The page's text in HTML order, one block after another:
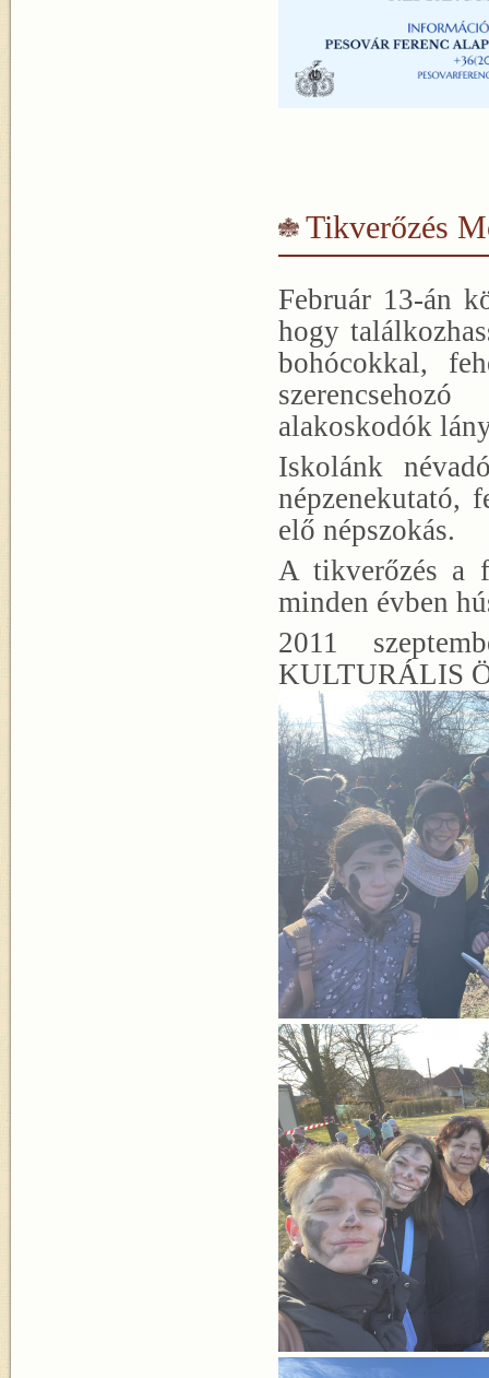
Tikverőzés
Február 13-án
hogy
bohócokkal,
alakoskodók
Iskolánk
népzenekutató,
elő népszokás.
A tikverőzés a
minden évben
2011
KULTURÁLIS